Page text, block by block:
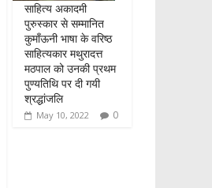
साहित्य अकादमी
पुरुस्कार से सम्मानित
कुमाँऊनी भाषा के वरिष्ठ
साहित्यकार मथुरादत्त
मठपाल को उनकी प्रथम
पुण्यतिथि पर दी गयी
श्रद्धांजलि
May 10, 2022 0